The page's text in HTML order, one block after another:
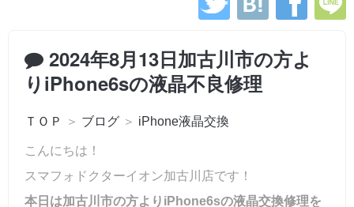
2024年8月13日加古川市の方よ
りiPhone6sの液晶不良修理
ＴＯＰ ＞ ブログ ＞ iPhone液晶交換
こんにちは！
スマフォドクターイオン加古川店です！
本日は加古川市の方よりiPhone6sの液晶交換修理を